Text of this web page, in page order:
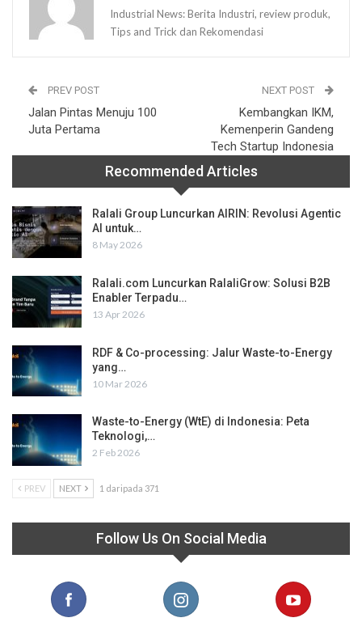
Industrial News: Berita Industri, review produk,
Tips and Trick dan Rekomendasi
PREV POST
Jalan Pintas Menuju 100
Juta Pertama
NEXT POST
Kembangkan IKM,
Kemenperin Gandeng
Tech Startup Indonesia
Recommended Articles
Ralali Group Luncurkan AIRIN: Revolusi Agentic
AI untuk…
8 May 2026
Ralali.com Luncurkan RalaliGrow: Solusi B2B
Enabler Terpadu…
13 Apr 2026
RDF & Co-processing: Jalur Waste-to-Energy
yang…
10 Mar 2026
Waste-to-Energy (WtE) di Indonesia: Peta
Teknologi,…
2 Feb 2026
PREV NEXT 1 daripada 371
Follow Us On Social Media